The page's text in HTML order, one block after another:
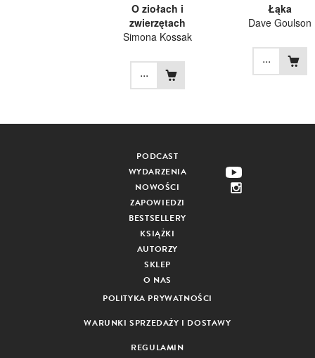
O ziołach i
zwierzętach
Simona Kossak
...
Łąka
Dave Goulson
...
PODCAST
WYDARZENIA
NOWOŚCI
ZAPOWIEDZI
BESTSELLERY
KSIĄŻKI
AUTORZY
SKLEP
O NAS
POLITYKA PRYWATNOŚCI
WARUNKI SPRZEDAŻY I DOSTAWY
REGULAMIN